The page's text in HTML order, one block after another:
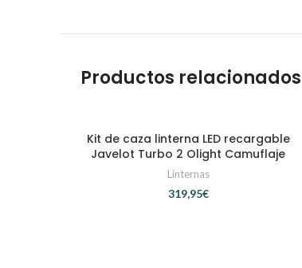
Productos relacionados
AÑADIR AL CARRITO
Kit de caza linterna LED recargable
Javelot Turbo 2 Olight Camuflaje
Linternas
€